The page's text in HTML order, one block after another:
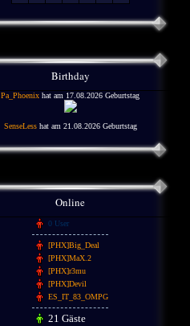
Birthday
Pa_Phoenix hat am 17.08.2026 Geburtstag
SenseLesshat am 21.08.2026 Geburtstag
Online
0 User
[PHX]Big_Deal
[PHX]MaX.2
[PHX]r3mu
[PHX]Devil
ES_IT_83_OMPG
21 Gäste